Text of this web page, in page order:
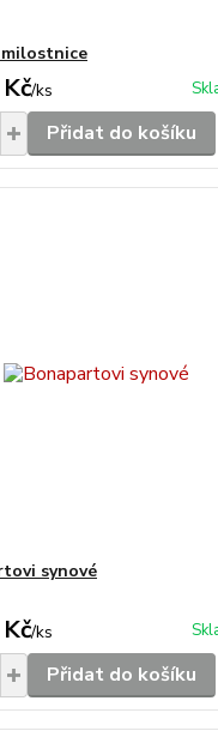
/ks
Přidat do košíku
synové
/ks
Přidat do košíku